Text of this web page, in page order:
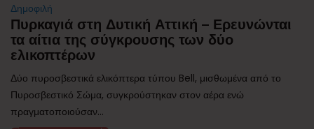
Δημοφιλή
Πυρκαγιά στη Δυτική Αττική – Ερευνώνται
τα αίτια της σύγκρουσης των δύο
ελικοπτέρων
Δύο πυροσβεστικά ελικόπτερα τύπου Bell, μισθωμένα από το
Πυροσβεστικό Σώμα, συγκρούστηκαν στον αέρα ενώ
πραγματοποιούσαν...